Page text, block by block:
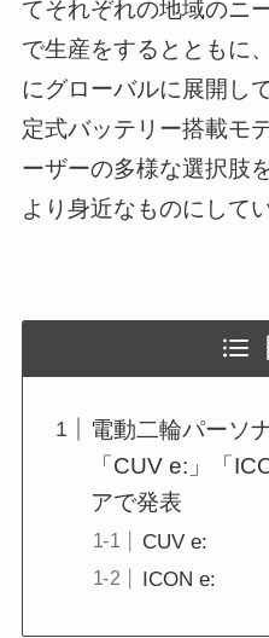
てそれぞれの地域のニ
で生産をするとともに
にグローバルに展開し
定式バッテリー搭載モ
ーザーの多様な選択肢
より身近なものにしてい
電動⼆輪パーソ
「CUV e:」「
アで発表
CUV e:
ICON e: